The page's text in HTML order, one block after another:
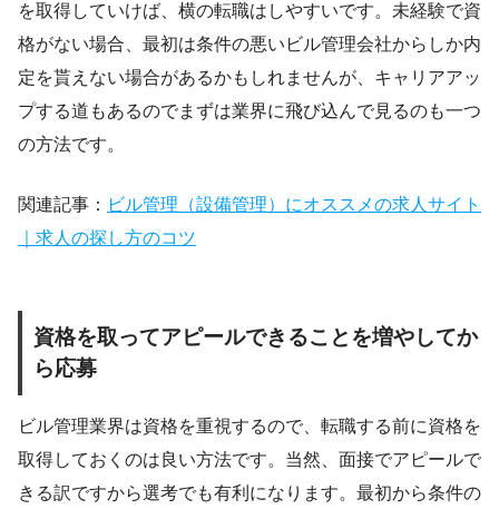
を取得していけば、横の転職はしやすいです。未経験で資
格がない場合、最初は条件の悪いビル管理会社からしか内
定を貰えない場合があるかもしれませんが、キャリアアッ
プする道もあるのでまずは業界に飛び込んで見るのも一つ
の方法です。
関連記事： ビル管理（設備管理）にオススメの求人サイト
｜求人の探し方のコツ
資格を取ってアピールできることを増やしてか
ら応募
ビル管理業界は資格を重視するので、転職する前に資格を
取得しておくのは良い方法です。当然、面接でアピールで
きる訳ですから選考でも有利になります。最初から条件の